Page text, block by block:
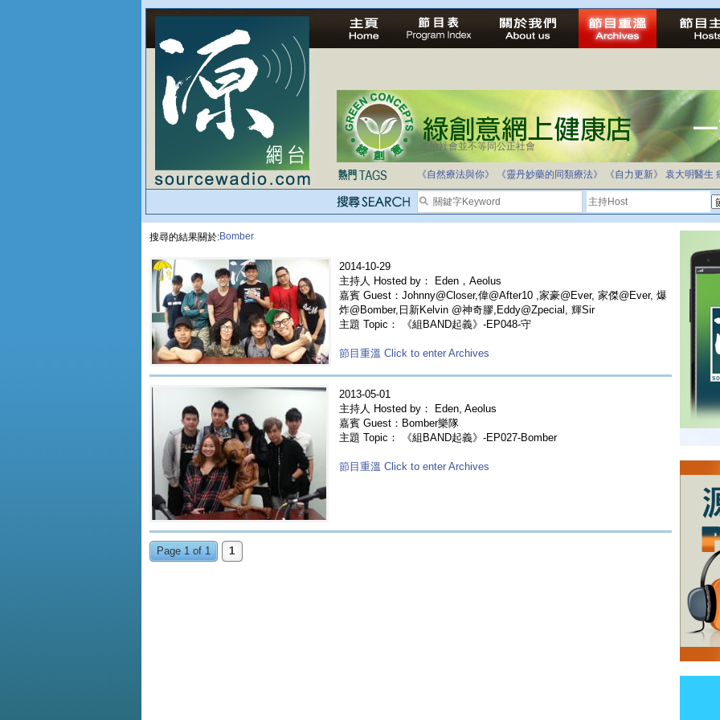
法治社會並不等同公正社會
自家教育合法化-推動多元化教育，全民學卷制
《自然療法與你》
《靈丹妙藥的同類療法》 《自力更新》 袁大明醫生
搜尋的結果關於:Bomber
2014-10-29
主持人 Hosted by： Eden，Aeolus
嘉賓 Guest：Johnny@Closer,偉@After10 ,家豪@Ever, 家傑@Ever, 爆
炸@Bomber,日新Kelvin @神奇膠,Eddy@Zpecial, 輝Sir
主題 Topic： 《組BAND起義》-EP048-守
節目重溫 Click to enter Archives
2013-05-01
主持人 Hosted by： Eden, Aeolus
嘉賓 Guest：Bomber樂隊
主題 Topic： 《組BAND起義》-EP027-Bomber
節目重溫 Click to enter Archives
Page 1 of 1 1